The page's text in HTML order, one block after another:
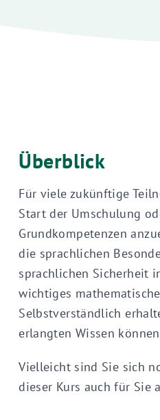
Überblick
Für viele zukünftige
Start der Umschulung
Grundkompetenzen
die sprachlichen
sprachlichen Sicherheit
wichtiges
Selbstverständlich
erlangten Wissen
Vielleicht sind Sie sich
dieser Kurs auch für Sie